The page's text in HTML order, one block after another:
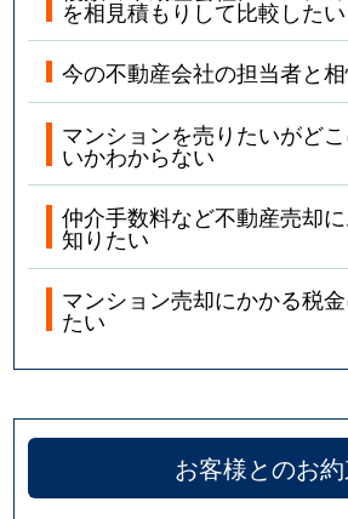
を相見積もりして比較したい
今の不動産会社の担当者と
マンションを売りたいがど
いかわからない
仲介手数料など不動産売却
知りたい
マンション売却にかかる税
たい
お客様とのお